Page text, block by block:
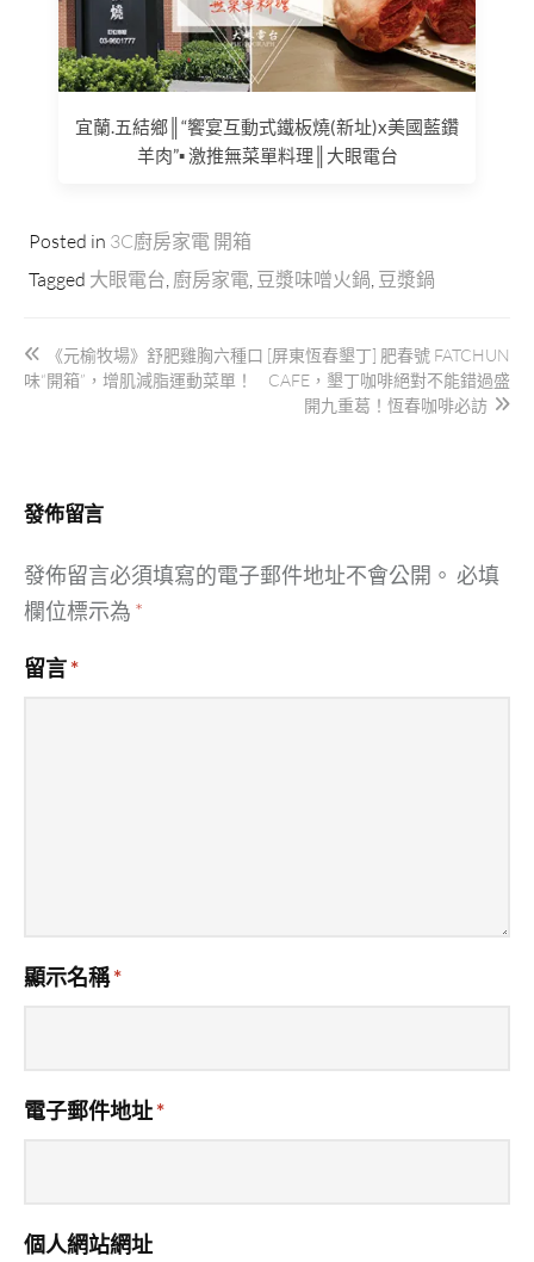
宜蘭.五結鄉║“饗宴互動式鐵板燒(新址)x美國藍鑽
羊肉”▪ 激推無菜單料理║大眼電台
Posted in 3C廚房家電 開箱
Tagged 大眼電台 廚房家電 豆漿味噌火鍋 豆漿鍋
文
章《元榆牧場》舒肥雞胸六種口
味“開箱”，增肌減脂運動菜單！
[屏東恆春墾丁] 肥春號 FATCHUN
CAFE，墾丁咖啡絕對不能錯過盛
開九重葛！恆春咖啡必訪
發佈留言
發佈留言必須填寫的電子郵件地址不會公開。 必填
欄位標示為 *
留言*
顯示名稱*
電子郵件地址*
個人網站網址